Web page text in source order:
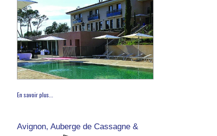
En savoir plus...
Avignon, Auberge de Cassagne &